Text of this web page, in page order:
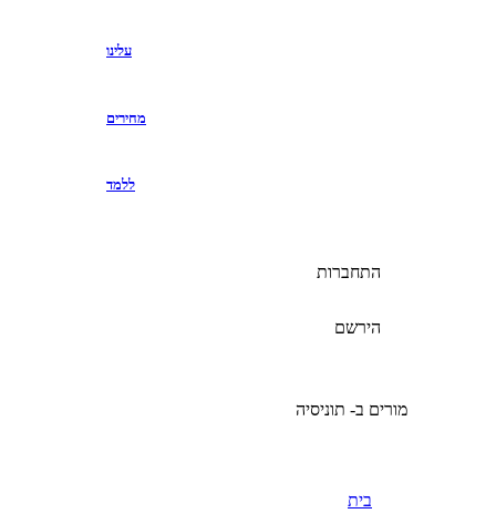
עלינו
מחירים
ללמד
התחברות
הירשם
מורים ב- תוניסיה
בית